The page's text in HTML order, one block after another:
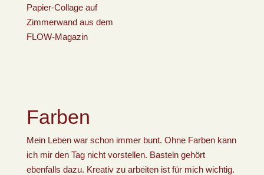
Farben
Mein Leben war schon immer bunt. Ohne Farben kann
ich mir den Tag nicht vorstellen. Basteln gehört
ebenfalls dazu. Kreativ zu arbeiten ist für mich wichtig.